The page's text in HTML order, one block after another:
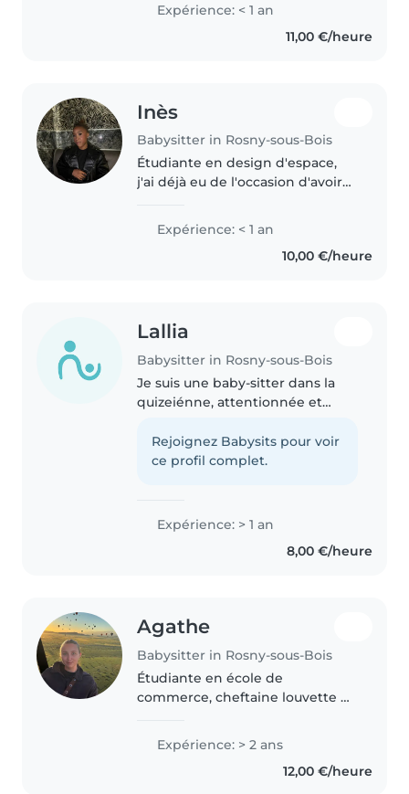
l'expérience avec les enfants
d'âge scolaire et les adolescents.
Expérience: < 1 an
11,00 €/heure
Inès
Babysitter in Rosny-sous-Bois
Étudiante en design d'espace,
j'ai déjà eu de l'occasion d'avoir
faire du babysitting. Je suis
l'aînée d'une fratrie de 6 enfants,
Expérience: < 1 an
10,00 €/heure
Lallia
Babysitter in Rosny-sous-Bois
Je suis une baby-sitter dans la
quizeiénne, attentionnée et
d'expérience en garde d'enfants,
principalement avec les ados et
Rejoignez Babysits pour voir
ce profil complet.
Expérience: > 1 an
8,00 €/heure
Agathe
Babysitter in Rosny-sous-Bois
Étudiante en école de
commerce, cheftaine louvette et
attentif aux besoins des enfants.
Je ne manques jamais
d'imagination pour créer des
Expérience: > 2 ans
12,00 €/heure